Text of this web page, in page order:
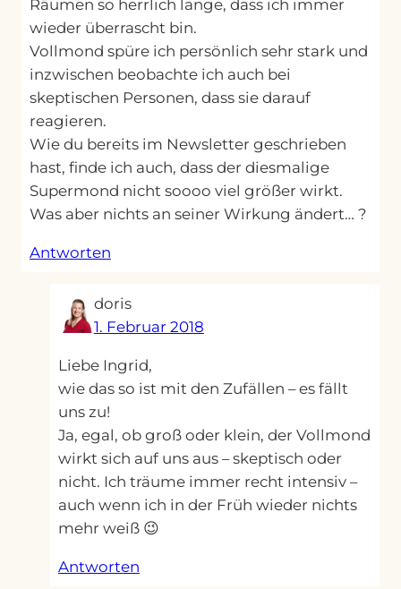
Räumen so herrlich lange, dass ich immer
wieder überrascht bin.
Vollmond spüre ich persönlich sehr stark und
inzwischen beobachte ich auch bei
skeptischen Personen, dass sie darauf
reagieren.
Wie du bereits im Newsletter geschrieben
hast, finde ich auch, dass der diesmalige
Supermond nicht soooo viel größer wirkt.
Was aber nichts an seiner Wirkung ändert… ?
Antworten
doris
1. Februar 2018
Liebe Ingrid,
wie das so ist mit den Zufällen – es fällt
uns zu!
Ja, egal, ob groß oder klein, der Vollmond
wirkt sich auf uns aus – skeptisch oder
nicht. Ich träume immer recht intensiv –
auch wenn ich in der Früh wieder nichts
mehr weiß 😉
Antworten